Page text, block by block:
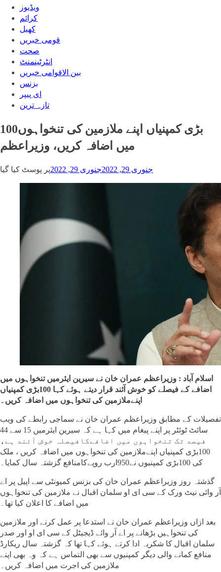
ویڈیوز
‎کرائم
کھیل
قومی خبریں
صحت
انٹرٹینمنٹ
بین الاقوامی خبریں
بزنس
ای پیپر
تازہ ترین
100بڑی کمپنیاں اپنے ملازمین کی تنخواہوں
میں اضافہ کریں، وزیراعظم
جنوری 29, 2022 جنوری 29, 2022 پر پوسٹ کیا گیا
اسلام آباد : وزیراعظم عمران خان نے سیرین ایئرمیں تنخواہوں میں
اضافے کے فیصلے کو خوش آئند قرار دیتے ہوئے کہا 100بڑی کمپنیاں
اپنےملازمین کی تنخواہوں میں اضافہ کریں۔
تفصیلات کے مطابق وزیراعظم عمران خان نے سماجی رابطے کی ویب
سائٹ ٹوئٹر پر اپنے پیغام میں کہا ہے کہ سیرین ایئرمیں 15 سے 44
فیصد تک تنخواہوں میں اضافےکافیصلہ خوش آئند ہے،
100بڑی کمپنیاں اپنےملازمین کی تنخواہوں میں اضافہ کریں ، ملک
کی 100بڑی کمپنیوں نے950ارب روپےکامنافع گزشتہ سال کمایا۔
گذشتہ روز وزیراعظم عمران خان کی بزنس کمیونٹی سے اپیل پر اے
آر وائی نیٹ ورک کے سی ای او سلمان اقبال نے ملازمین کی تنخواہوں
میں اضافے کا اعلان کیا تھا۔
بعد ازاں وزیراعظم عمران خان نے استدعا پر عمل کرنے اور ملازمین
کی تنخواہیں بڑھانے پر اے آر وائے ڈیجیٹل کے سی ای او اور صدر
سلمان اقبال کا شکریہ ادا کرتے ہوئے کہا تھا کہ گزشتہ سال ریکارڈ
منافع کمانے والی دیگر کمپنیوں سے بھی التماس ہے کہ وہ بھی اپنے
ملازمین کی اجرت میں اضافہ کریں۔